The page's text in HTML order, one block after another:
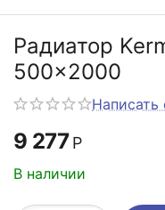
Радиатор
500x2000
Написать
9 277 Р
В наличии